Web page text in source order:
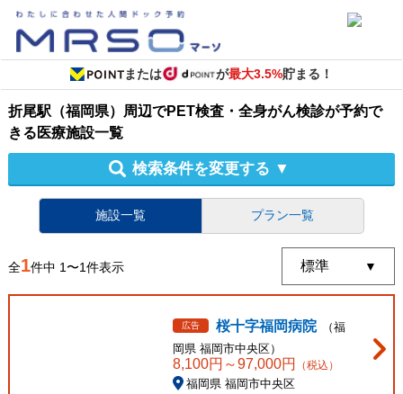
または が最大3.5%貯まる！
折尾駅（福岡県）周辺でPET検査・全身がん検診が予約で
きる医療施設一覧
検索条件を変更する ▼
施設一覧 プラン一覧
全1件中 1〜1件表示
広告 桜十字福岡病院 （福
岡県 福岡市中央区）
8,100円～97,000円 （税込）
福岡県 福岡市中央区